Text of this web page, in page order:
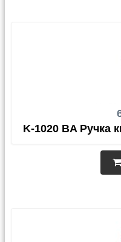
K-1020 BA Ручка